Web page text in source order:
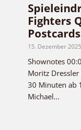
Fighters
Postcards
15. Dezember 2025
Shownotes
Moritz
30 Minuten ab
Michael...